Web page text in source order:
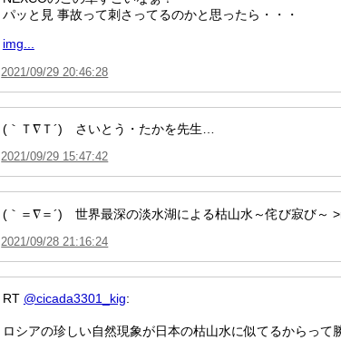
パッと見 事故って刺さってるのかと思ったら・・・
img...
2021/09/29 20:46:28
(｀Ｔ∇Ｔ´) さいとう・たかを先生…
2021/09/29 15:47:42
(｀＝∇＝´) 世界最深の淡水湖による枯山水～侘び寂び～
2021/09/28 21:16:24
RT @cicada3301_kig:
ロシアの珍しい自然現象が日本の枯山水に似てるからっ